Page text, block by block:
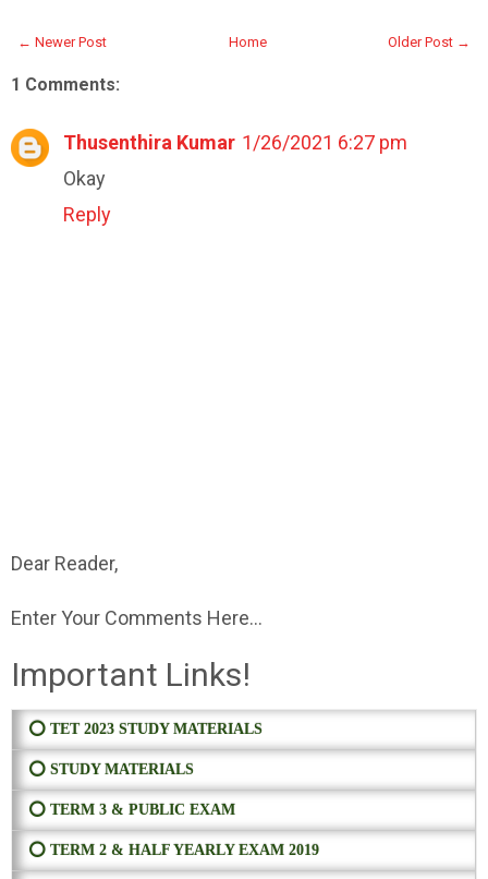
← Newer Post Older Post →
Home
1 Comments:
Thusenthira Kumar 1/26/2021 6:27 pm
Okay
Reply
Dear Reader,
Enter Your Comments Here...
Important Links!
⭕ TET 2023 STUDY MATERIALS
⭕ STUDY MATERIALS
⭕ TERM 3 & PUBLIC EXAM
⭕ TERM 2 & HALF YEARLY EXAM 2019